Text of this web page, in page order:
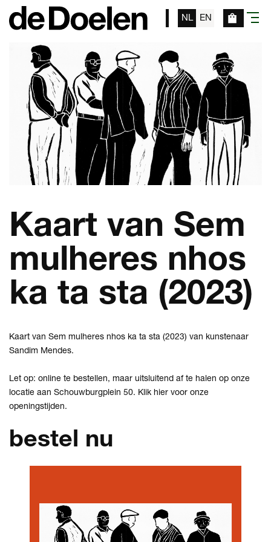
NL EN menu
Kaart van Sem
mulheres nhos
ka ta sta (2023)
Kaart van Sem mulheres nhos ka ta sta (2023) van kunstenaar
Sandim Mendes.
Let op: online te bestellen, maar uitsluitend af te halen op onze
locatie aan Schouwburgplein 50. Klik hier voor onze
openingstijden.
bestel nu
Inzoomen